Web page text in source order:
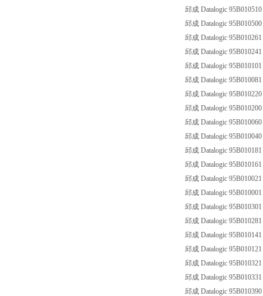
邱成 Datalogic
邱成 Datalogic
邱成 Datalogic
邱成 Datalogic
邱成 Datalogic
邱成 Datalogic
邱成 Datalogic
邱成 Datalogic
邱成 Datalogic
邱成 Datalogic
邱成 Datalogic
邱成 Datalogic
邱成 Datalogic
邱成 Datalogic
邱成 Datalogic
邱成 Datalogic
邱成 Datalogic
邱成 Datalogic
邱成 Datalogic
邱成 Datalogic
邱成 Datalogic